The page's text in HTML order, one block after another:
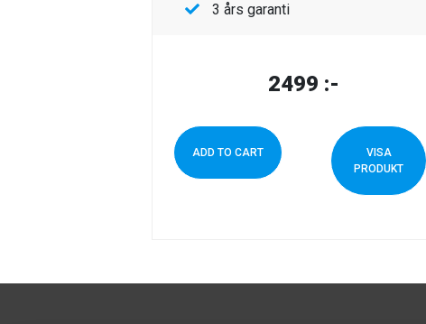
3 års garanti
2499 :-
ADD TO CART
VISA
PRODUKT